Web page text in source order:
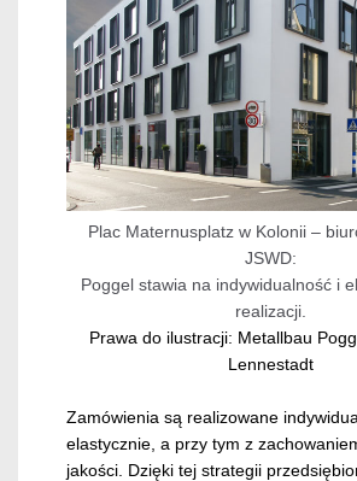
Plac Maternusplatz w Kolonii –
JSWD:
Poggel stawia na indywidualność i
realizacji.
Prawa do ilustracji: Metallbau
Lennestadt
Zamówienia są realizowane
elastycznie, a przy tym z
jakości. Dzięki tej strategii